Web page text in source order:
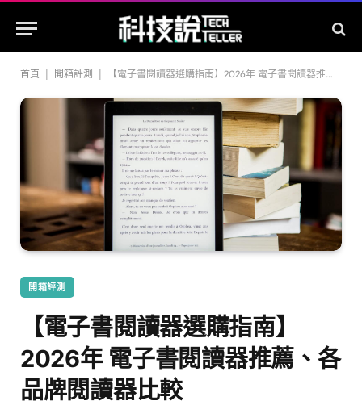
首頁 開箱評測 【電子書閱讀器選購指南】2026年 電子書閱讀器推薦、各品牌閱讀器比較
開箱評測
【電子書閱讀器選購指南】
2026年 電子書閱讀器推薦、各
品牌閱讀器比較